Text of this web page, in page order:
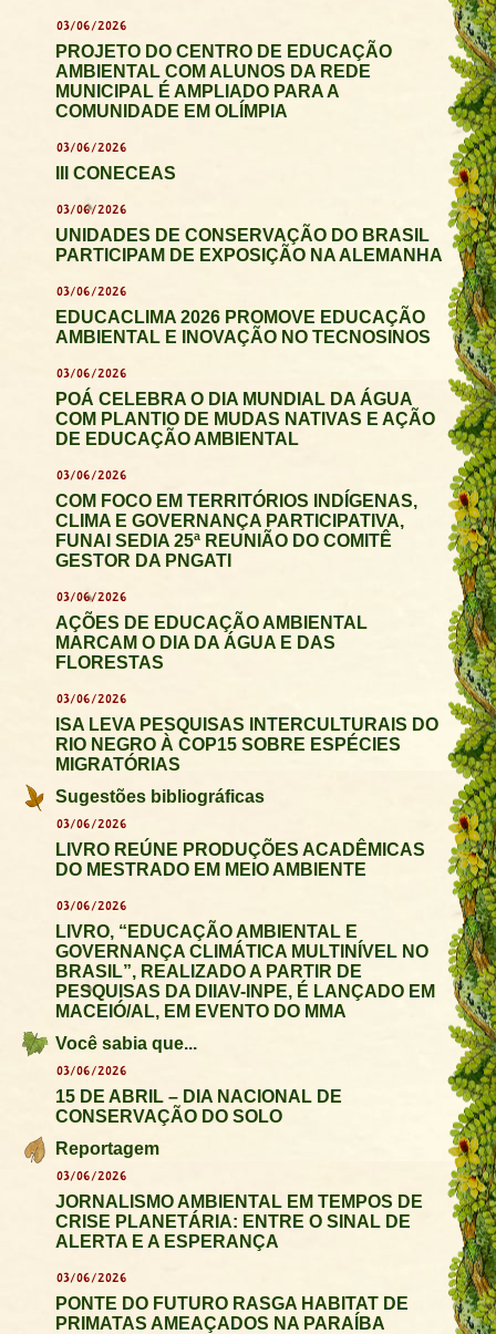
03/06/2026
PROJETO DO CENTRO DE EDUCAÇÃO
AMBIENTAL COM ALUNOS DA REDE
MUNICIPAL É AMPLIADO PARA A
COMUNIDADE EM OLÍMPIA
03/06/2026
III CONECEAS
03/06/2026
UNIDADES DE CONSERVAÇÃO DO BRASIL
PARTICIPAM DE EXPOSIÇÃO NA ALEMANHA
03/06/2026
EDUCACLIMA 2026 PROMOVE EDUCAÇÃO
AMBIENTAL E INOVAÇÃO NO TECNOSINOS
03/06/2026
POÁ CELEBRA O DIA MUNDIAL DA ÁGUA
COM PLANTIO DE MUDAS NATIVAS E AÇÃO
DE EDUCAÇÃO AMBIENTAL
03/06/2026
COM FOCO EM TERRITÓRIOS INDÍGENAS,
CLIMA E GOVERNANÇA PARTICIPATIVA,
FUNAI SEDIA 25ª REUNIÃO DO COMITÊ
GESTOR DA PNGATI
03/06/2026
AÇÕES DE EDUCAÇÃO AMBIENTAL
MARCAM O DIA DA ÁGUA E DAS
FLORESTAS
03/06/2026
ISA LEVA PESQUISAS INTERCULTURAIS DO
RIO NEGRO À COP15 SOBRE ESPÉCIES
MIGRATÓRIAS
Sugestões bibliográficas
03/06/2026
LIVRO REÚNE PRODUÇÕES ACADÊMICAS
DO MESTRADO EM MEIO AMBIENTE
03/06/2026
LIVRO, “EDUCAÇÃO AMBIENTAL E
GOVERNANÇA CLIMÁTICA MULTINÍVEL NO
BRASIL”, REALIZADO A PARTIR DE
PESQUISAS DA DIIAV-INPE, É LANÇADO EM
MACEIÓ/AL, EM EVENTO DO MMA
Você sabia que...
03/06/2026
15 DE ABRIL – DIA NACIONAL DE
CONSERVAÇÃO DO SOLO
Reportagem
03/06/2026
JORNALISMO AMBIENTAL EM TEMPOS DE
CRISE PLANETÁRIA: ENTRE O SINAL DE
ALERTA E A ESPERANÇA
03/06/2026
PONTE DO FUTURO RASGA HABITAT DE
PRIMATAS AMEAÇADOS NA PARAÍBA